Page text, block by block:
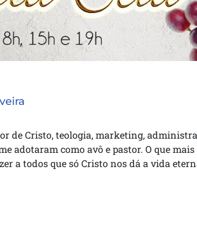
de Cristo, teologia, marketing,
adotaram como avô e pastor. O que
a todos que só Cristo nos dá a vida